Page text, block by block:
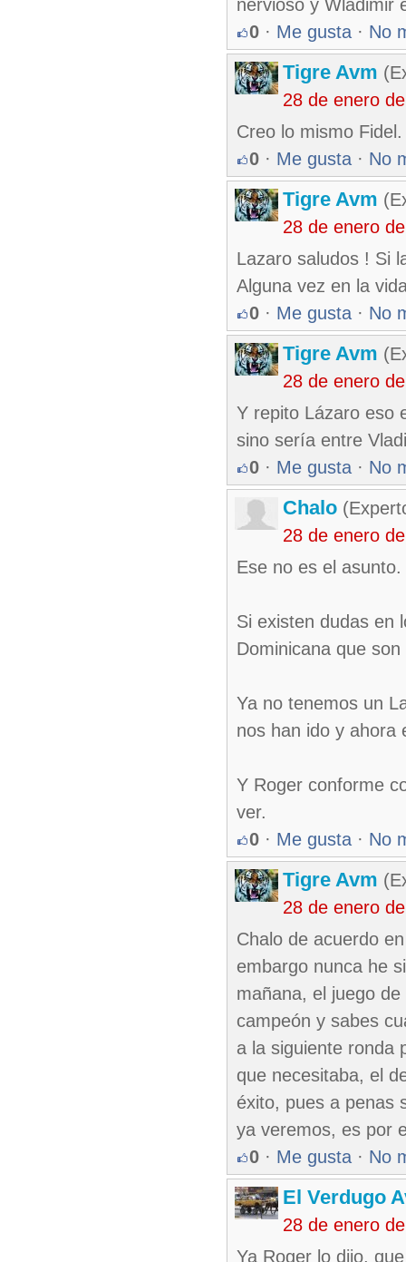
nervioso y Wladimir
0 · Me gusta · No
Tigre Avm
28 de enero
Creo lo mismo
0 · Me gusta · No
Tigre Avm
28 de enero
Lazaro saludos ! Si
Alguna vez en la
0 · Me gusta · No
Tigre Avm
28 de enero
Y repito Lázaro eso
sino sería entre
0 · Me gusta · No
Chalo
28 de enero
Ese no es el asunto.
Si existen dudas en
Dominicana que
Ya no tenemos un
nos han ido y ahora
Y Roger conforme
ver.
0 · Me gusta · No
Tigre Avm
28 de enero
Chalo de acuerdo
embargo nunca he
mañana, el juego
campeón y sabes
a la siguiente ronda
que necesitaba, el
éxito, pues a penas
ya veremos, es por
0 · Me gusta · No
El Verdugo
28 de enero
Ya Roger lo dijo,